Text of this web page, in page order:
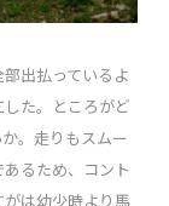
出払っているよ
た。ところがど
。走りもスムー
るため、コント
は幼少時より馬